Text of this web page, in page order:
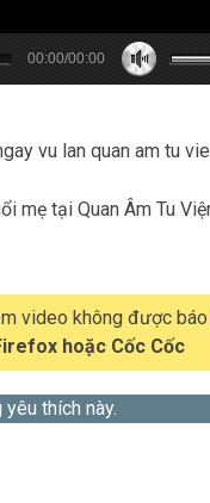
00:00/00:00
tại Quan Âm Tu
video không được
hoặc Cốc Cốc
thích này.